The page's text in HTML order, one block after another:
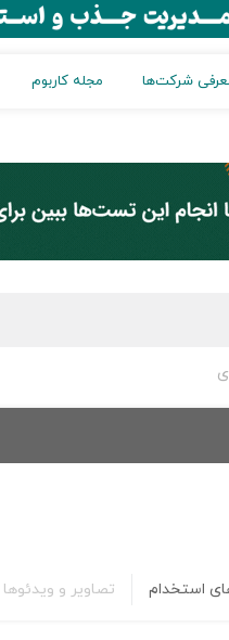
شرکت‌ها مجله کاربوم
استخدام تصاویر و ویدئوها